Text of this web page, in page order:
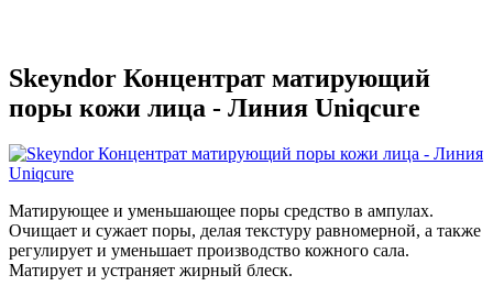
Skeyndor Концентрат матирующий
поры кожи лица - Линия Uniqcure
Матирующее и уменьшающее поры средство в ампулах.
Очищает и сужает поры, делая текстуру равномерной, а также
регулирует и уменьшает производство кожного сала.
Матирует и устраняет жирный блеск.